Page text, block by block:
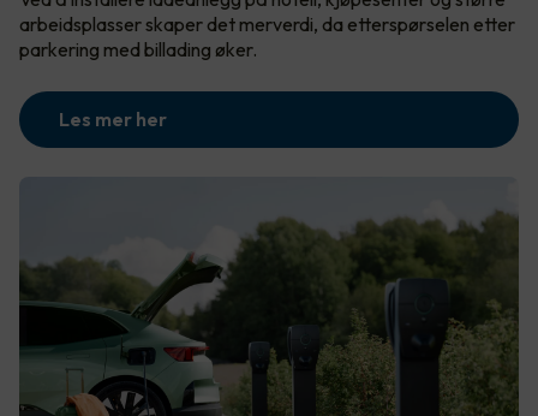
arbeidsplasser skaper det merverdi, da etterspørselen etter
parkering med billading øker.
Les mer her